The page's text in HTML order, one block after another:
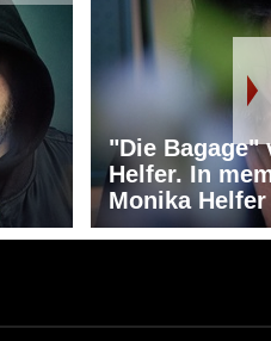
"Die Bagage"
Helfer. In
Monika Helfer